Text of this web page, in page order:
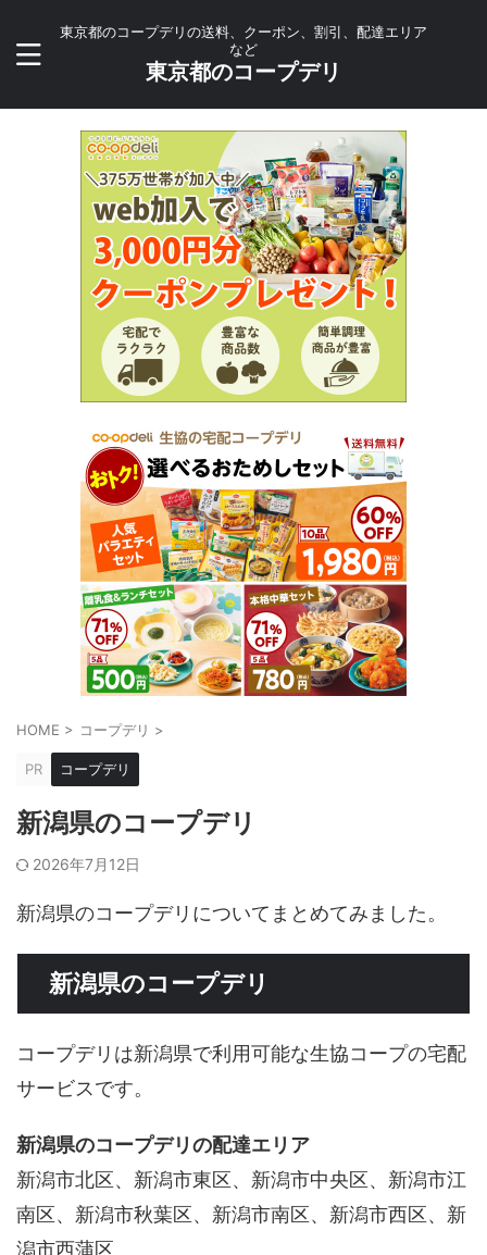
東京都のコープデリの送料、クーポン、割引、配達エリア
など
東京都のコープデリ
HOME > コープデリ >
PR コープデリ
新潟県のコープデリ
2026年7月12日
新潟県のコープデリについてまとめてみました。
新潟県のコープデリ
コープデリは新潟県で利用可能な生協コープの宅配
サービスです。
新潟県のコープデリの配達エリア
新潟市北区、新潟市東区、新潟市中央区、新潟市江
南区、新潟市秋葉区、新潟市南区、新潟市西区、新
潟市西蒲区